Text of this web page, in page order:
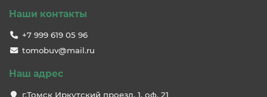
Наши контакты
+7 999 619 05 96
tomobuv@mail.ru
Наш адрес
г.Томск Иркутский проезд, 1, оф. 21